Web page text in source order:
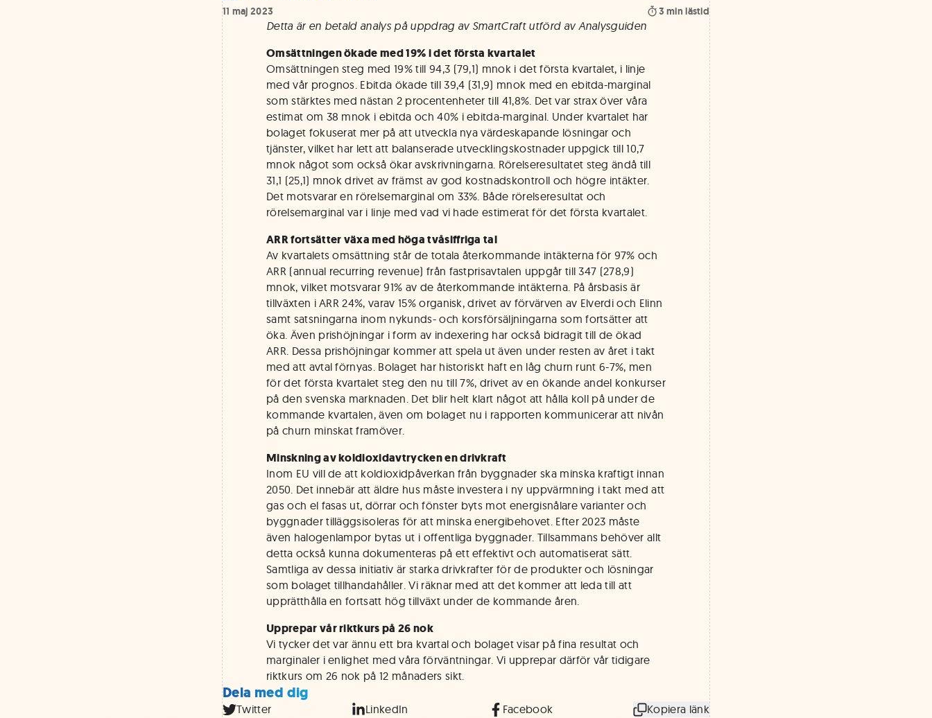
11 maj 2023 3 min lästid
Detta är en betald analys på uppdrag av SmartCraft utförd av Analysguiden
Omsättningen ökade med 19% i det första kvartalet
Omsättningen steg med 19% till 94,3 (79,1) mnok i det första kvartalet, i linje
med vår prognos. Ebitda ökade till 39,4 (31,9) mnok med en ebitda-marginal
som stärktes med nästan 2 procentenheter till 41,8%. Det var strax över våra
estimat om 38 mnok i ebitda och 40% i ebitda-marginal. Under kvartalet har
bolaget fokuserat mer på att utveckla nya värdeskapande lösningar och
tjänster, vilket har lett att balanserade utvecklingskostnader uppgick till 10,7
mnok något som också ökar avskrivningarna. Rörelseresultatet steg ändå till
31,1 (25,1) mnok drivet av främst av god kostnadskontroll och högre intäkter.
Det motsvarar en rörelsemarginal om 33%. Både rörelseresultat och
rörelsemarginal var i linje med vad vi hade estimerat för det första kvartalet.
ARR fortsätter växa med höga tvåsiffriga tal
Av kvartalets omsättning står de totala återkommande intäkterna för 97% och
ARR (annual recurring revenue) från fastprisavtalen uppgår till 347 (278,9)
mnok, vilket motsvarar 91% av de återkommande intäkterna. På årsbasis är
tillväxten i ARR 24%, varav 15% organisk, drivet av förvärven av Elverdi och Elinn
samt satsningarna inom nykunds- och korsförsäljningarna som fortsätter att
öka. Även prishöjningar i form av indexering har också bidragit till de ökad
ARR. Dessa prishöjningar kommer att spela ut även under resten av året i takt
med att avtal förnyas. Bolaget har historiskt haft en låg churn runt 6-7%, men
för det första kvartalet steg den nu till 7%, drivet av en ökande andel konkurser
på den svenska marknaden. Det blir helt klart något att hålla koll på under de
kommande kvartalen, även om bolaget nu i rapporten kommunicerar att nivån
på churn minskat framöver.
Minskning av koldioxidavtrycken en drivkraft
Inom EU vill de att koldioxidpåverkan från byggnader ska minska kraftigt innan
2050. Det innebär att äldre hus måste investera i ny uppvärmning i takt med att
gas och el fasas ut, dörrar och fönster byts mot energisnålare varianter och
byggnader tilläggsisoleras för att minska energibehovet. Efter 2023 måste
även halogenlampor bytas ut i offentliga byggnader. Tillsammans behöver allt
detta också kunna dokumenteras på ett effektivt och automatiserat sätt.
Samtliga av dessa initiativ är starka drivkrafter för de produkter och lösningar
som bolaget tillhandahåller. Vi räknar med att det kommer att leda till att
upprätthålla en fortsatt hög tillväxt under de kommande åren.
Upprepar vår riktkurs på 26 nok
Vi tycker det var ännu ett bra kvartal och bolaget visar på fina resultat och
marginaler i enlighet med våra förväntningar. Vi upprepar därför vår tidigare
riktkurs om 26 nok på 12 månaders sikt.
Dela med dig
Twitter LinkedIn Facebook Kopiera länk